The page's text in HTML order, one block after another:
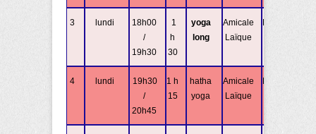
3 lundi
18h00
/
19h30
1
h
30
yoga
long
Amicale
Laïque
4 lundi
19h30
/
20h45
1 h
15
hatha
yoga
Amicale
Laïque